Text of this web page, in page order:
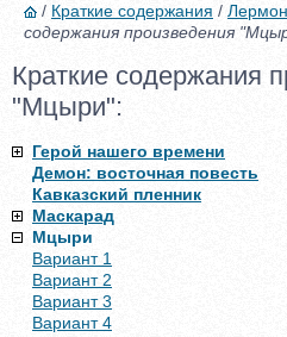
/ Краткие содержания /
содержания произведения
Краткие содержания
"Мцыри":
Герой нашего времени
Демон: восточная повесть
Кавказский пленник
Маскарад
Мцыри
Вариант 1
Вариант 2
Вариант 3
Вариант 4